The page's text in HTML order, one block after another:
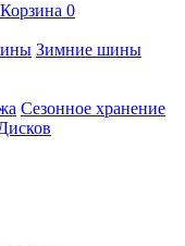
Корзина 0
Зимние шины
Сезонное хранение